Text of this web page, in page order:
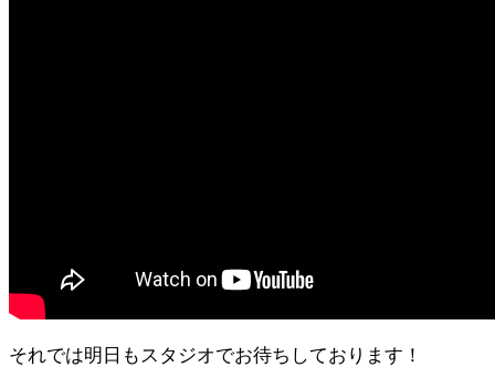
それでは明日もスタジオでお待ちしております！